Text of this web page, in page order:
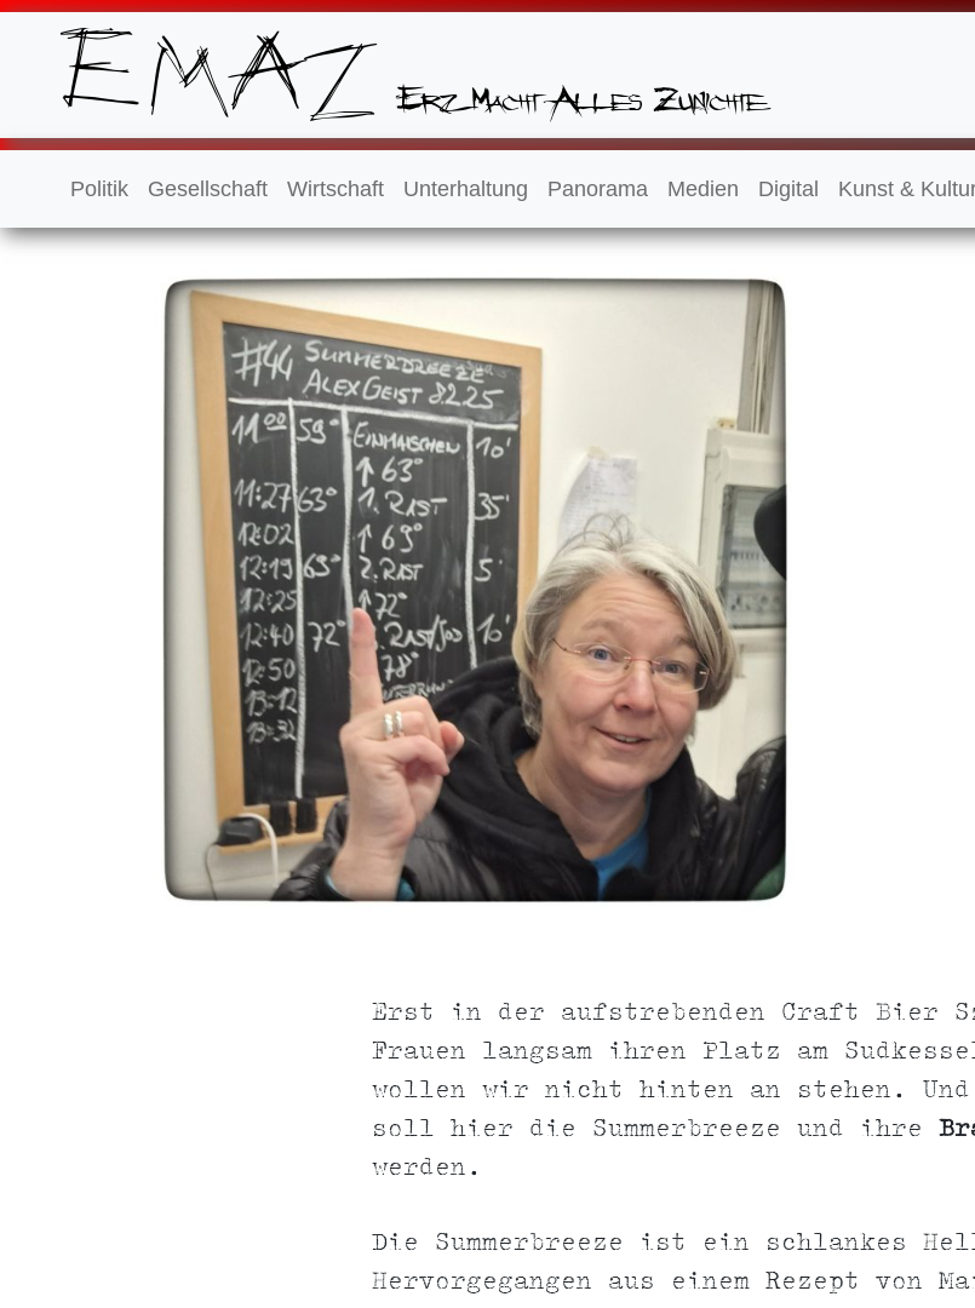
Politik Gesellschaft Wirtschaft Unterhaltung Panorama Medien Digital Kunst &
Erst in der aufstrebenden Craft Bier
Frauen langsam ihren Platz am
wollen wir nicht hinten an stehen.
soll hier die Summerbreeze und ihre
werden.
Die Summerbreeze ist ein schlankes
Hervorgegangen aus einem Rezept von